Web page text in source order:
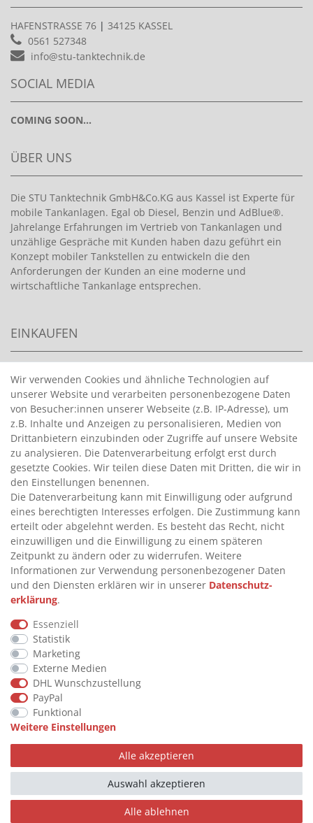
HAFENSTRASSE 76 | 34125 KASSEL
0561 527348
info@stu-tanktechnik.de
SOCIAL MEDIA
COMING SOON...
ÜBER UNS
Die STU Tanktechnik GmbH&Co.KG aus Kassel ist Experte für
mobile Tankanlagen. Egal ob Diesel, Benzin und AdBlue®.
Jahrelange Erfahrungen im Vertrieb von Tankanlagen und
unzählige Gespräche mit Kunden haben dazu geführt ein
Konzept mobiler Tankstellen zu entwickeln die den
Anforderungen der Kunden an eine moderne und
wirtschaftliche Tankanlage entsprechen.
EINKAUFEN
HANDPUMPEN FÜR BENZIN
>
HANDPUMPEN FÜR ÖLE
>
TANKANLAGEN
>
ADBLUE® BETANKUNG
INFORMATIONEN
>
FAQ
>
VERTRAG WIDERRUFEN
>
WIDERRUFSRECHT
>
WIDERRUFSFORMULAR
IMPRESSUM
>
DATENSCHUTZERKLÄRUNG
>
AGB
>
KONTAKT
© Copyright 2026 by STU Tanktechnik
Alle Rechte vorbehalten.
Wir verwenden Cookies und ähnliche Technologien auf
unserer Website und verarbeiten personenbezogene Daten
von Besucher:innen unserer Webseite (z.B. IP-Adresse), um
z.B. Inhalte und Anzeigen zu personalisieren, Medien von
Drittanbietern einzubinden oder Zugriffe auf unsere Website
zu analysieren. Die Datenverarbeitung erfolgt erst durch
gesetzte Cookies. Wir teilen diese Daten mit Dritten, die wir in
den Einstellungen benennen.
Die Datenverarbeitung kann mit Einwilligung oder aufgrund
eines berechtigten Interesses erfolgen. Die Zustimmung kann
erteilt oder abgelehnt werden. Es besteht das Recht, nicht
einzuwilligen und die Einwilligung zu einem späteren
Zeitpunkt zu ändern oder zu widerrufen. Weitere
Informationen zur Verwendung personenbezogener Daten
und den Diensten erklären wir in unserer Daten­schutz­
erklärung.
Essenziell
Statistik
Marketing
Externe Medien
DHL Wunschzustellung
PayPal
Funktional
Weitere Einstellungen
Alle akzeptieren
Alle ablehnen
Auswahl akzeptieren